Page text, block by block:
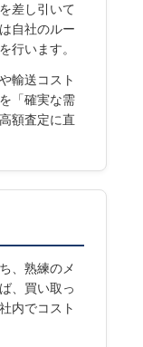
差し引いて
自社のルー
行います。
輸送コスト
「確実な需
額査定に直
、熟練のメ
、買い取っ
内でコスト